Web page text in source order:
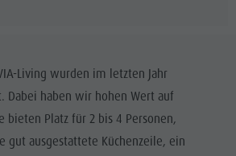
Living wurden im letzten Jahr
Dabei haben wir hohen Wert auf
bieten Platz für 2 bis 4 Personen,
gut ausgestattete Küchenzeile, ein